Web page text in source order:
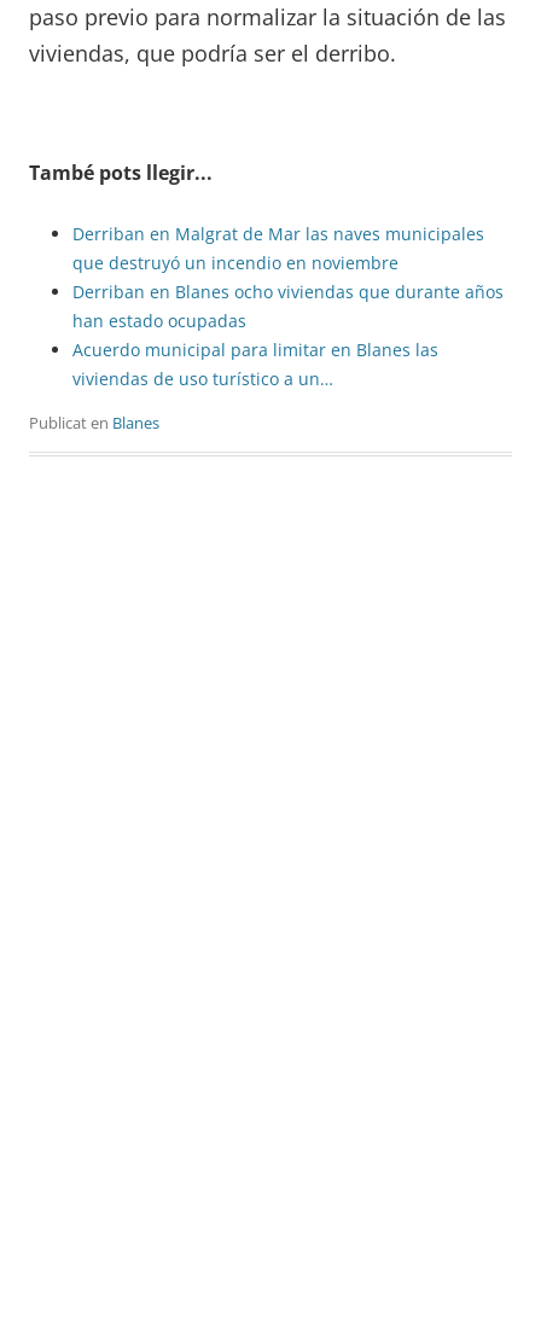
paso previo para normalizar la situación de las
viviendas, que podría ser el derribo.
També pots llegir...
Derriban en Malgrat de Mar las naves municipales
que destruyó un incendio en noviembre
Derriban en Blanes ocho viviendas que durante años
han estado ocupadas
Acuerdo municipal para limitar en Blanes las
viviendas de uso turístico a un…
Publicat en Blanes